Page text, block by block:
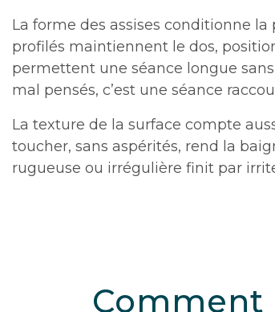
La forme des assises conditionne la
profilés maintiennent le dos,
permettent une séance longue
mal pensés, c’est une séance
La texture de la surface compte
toucher, sans aspérités, rend la
rugueuse ou irrégulière finit par
Comment